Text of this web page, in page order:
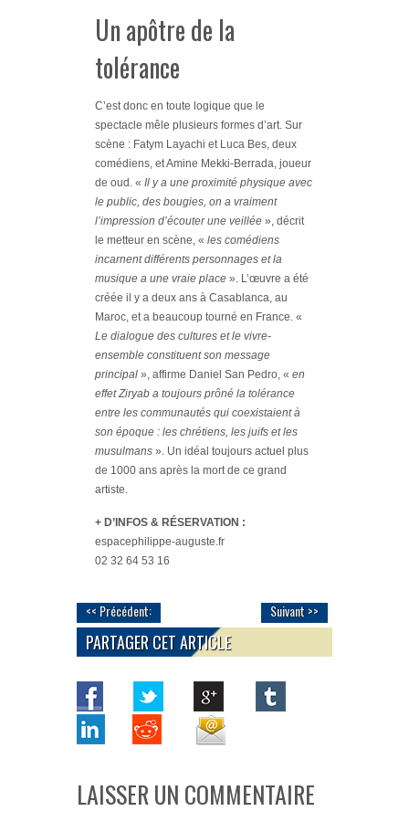
Un apôtre de la
tolérance
C’est donc en toute logique que le
spectacle mêle plusieurs formes d’art. Sur
scène : Fatym Layachi et Luca Bes, deux
comédiens, et Amine Mekki-Berrada, joueur
de oud. « Il y a une proximité physique avec
le public, des bougies, on a vraiment
l’impression d’écouter une veillée », décrit
le metteur en scène, « les comédiens
incarnent différents personnages et la
musique a une vraie place ». L’œuvre a été
créée il y a deux ans à Casablanca, au
Maroc, et a beaucoup tourné en France. «
Le dialogue des cultures et le vivre-
ensemble constituent son message
principal », affirme Daniel San Pedro, « en
effet Ziryab a toujours prôné la tolérance
entre les communautés qui coexistaient à
son époque : les chrétiens, les juifs et les
musulmans ». Un idéal toujours actuel plus
de 1000 ans après la mort de ce grand
artiste.
+ D’INFOS & RÉSERVATION :
espacephilippe-auguste.fr
02 32 64 53 16
<< Précédent: Suivant >>
PARTAGER CET ARTICLE
LAISSER UN COMMENTAIRE